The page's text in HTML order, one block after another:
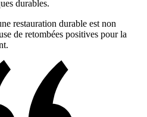
durables.
restauration durable est non
de retombées positives pour la